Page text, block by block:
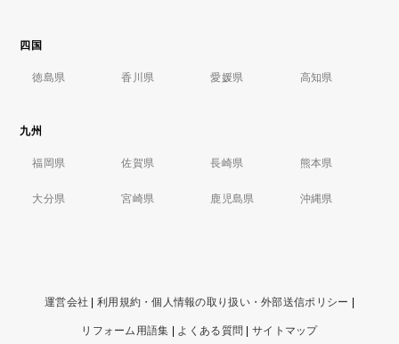
四国
徳島県 香川県 愛媛県 高知県
九州
福岡県 佐賀県 長崎県 熊本県
大分県 宮崎県 鹿児島県 沖縄県
運営会社 利用規約・個人情報の取り扱い・外部送信ポリシー
リフォーム用語集 よくある質問 サイトマップ